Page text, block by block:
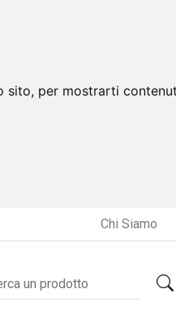
sito, per mostrarti
Chi Siamo